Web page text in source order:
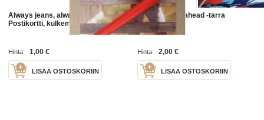
Always jeans, always Coca Cola -
Postikortti, kulkematon
Hinta: 1,00 €
LISÄÄ OSTOSKORIIN
Laser always ahead -tarra
Hinta: 2,00 €
LISÄÄ OSTOSKORIIN